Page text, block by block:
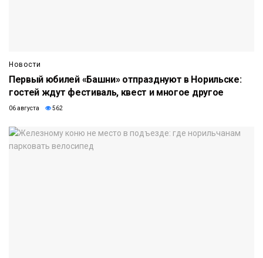
Новости
Первый юбилей «Башни» отпразднуют в Норильске:
гостей ждут фестиваль, квест и многое другое
06 августа 562